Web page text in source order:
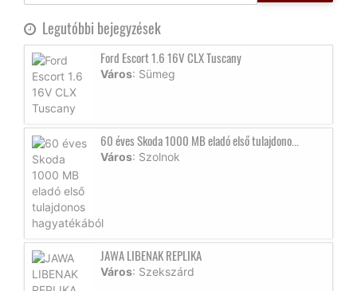
Legutóbbi bejegyzések
Ford Escort 1.6 16V CLX Tuscany
Város: Sümeg
60 éves Skoda 1000 MB eladó első tulajdono...
Város: Szolnok
JAWA LIBENAK REPLIKA
Város: Szekszárd